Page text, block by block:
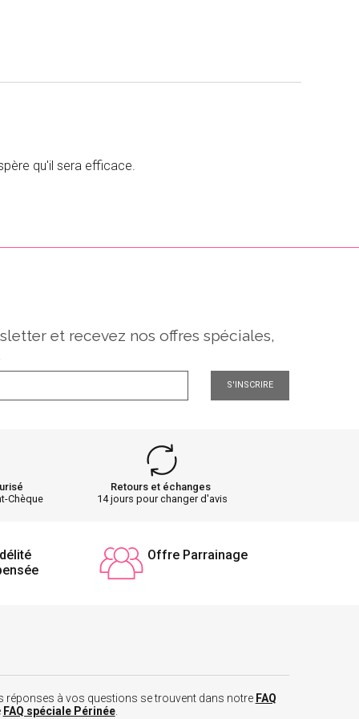
qu'il sera efficace.
et recevez nos offres spéciales,
S'INSCRIRE
Chèque
Retours et échanges
14 jours pour changer d'avis
Offre Parrainage
réponses à vos questions se trouvent dans notre FAQ
FAQ spéciale Périnée.